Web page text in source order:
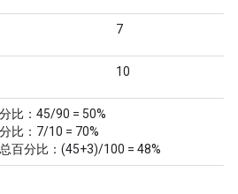
7
10
比：45/90 = 50%
比：7/10 = 70%
百分比：(45+3)/100 = 48%